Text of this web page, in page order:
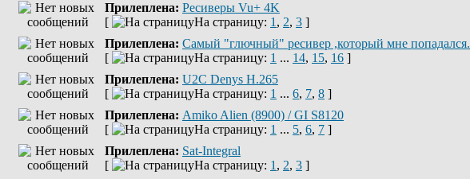
Прилеплена: Ресиверы Vu+ 4K
[
На страницу: 1 , 2, 3 ]
Прилеплена: Самый "глючный" ресивер ,который мне попадался.
[
На страницу: 1 ... 14, 15, 16 ]
Прилеплена: U2C Denys H.265
[
На страницу: 1 ... 6, 7, 8 ]
Прилеплена: Amiko Alien (8900) / GI S8120
[
На страницу: 1 ... 5, 6, 7 ]
Прилеплена: Sat-Integral
[
На страницу: 1 , 2, 3 ]